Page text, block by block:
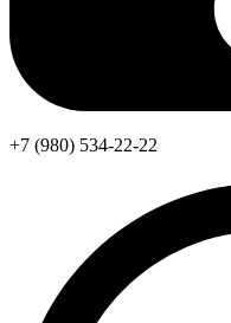
+7 (980) 534-22-22